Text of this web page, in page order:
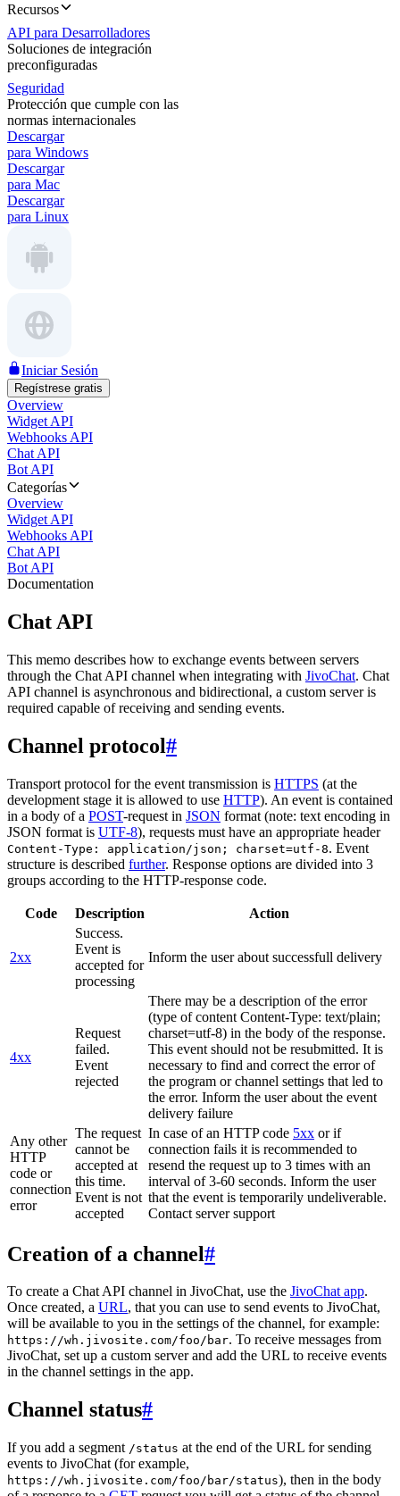
Recursos
API para Desarrolladores
Soluciones de integración
preconfiguradas
Seguridad
Protección que cumple con las
normas internacionales
Descargar
para Windows
Descargar
para Mac
Descargar
para Linux
Iniciar Sesión
Regístrese gratis
Overview
Widget API
Webhooks API
Chat API
Bot API
Categorías
Overview
Widget API
Webhooks API
Chat API
Bot API
Documentation
Chat API
This memo describes how to exchange events between servers
through the Chat API channel when integrating with JivoChat. Chat
API channel is asynchronous and bidirectional, a custom server is
required capable of receiving and sending events.
Channel protocol#
Transport protocol for the event transmission is HTTPS (at the
development stage it is allowed to use HTTP). An event is contained
in a body of a POST-request in JSON format (note: text encoding in
JSON format is UTF-8), requests must have an appropriate header
Content-Type: application/json; charset=utf-8. Event
structure is described further. Response options are divided into 3
groups according to the HTTP-response code.
Code Description Action
2xx
Success.
Event is
accepted for
processing
Inform the user about successfull delivery
4xx
Request
failed.
Event
rejected
There may be a description of the error
(type of content Content-Type: text/plain;
charset=utf-8) in the body of the response.
This event should not be resubmitted. It is
necessary to find and correct the error of
the program or channel settings that led to
the error. Inform the user about the event
delivery failure
Any other
HTTP
code or
connection
error
The request
cannot be
accepted at
this time.
Event is not
accepted
In case of an HTTP code 5xx or if
connection fails it is recommended to
resend the request up to 3 times with an
interval of 3-60 seconds. Inform the user
that the event is temporarily undeliverable.
Contact server support
Creation of a channel#
To create a Chat API channel in JivoChat, use the JivoChat app.
Once created, a URL, that you can use to send events to JivoChat,
will be available to you in the settings of the channel, for example:
https://wh.jivosite.com/foo/bar. To receive messages from
JivoChat, set up a custom server and add the URL to receive events
in the channel settings in the app.
Channel status#
If you add a segment /status at the end of the URL for sending
events to JivoChat (for example,
https://wh.jivosite.com/foo/bar/status), then in the body